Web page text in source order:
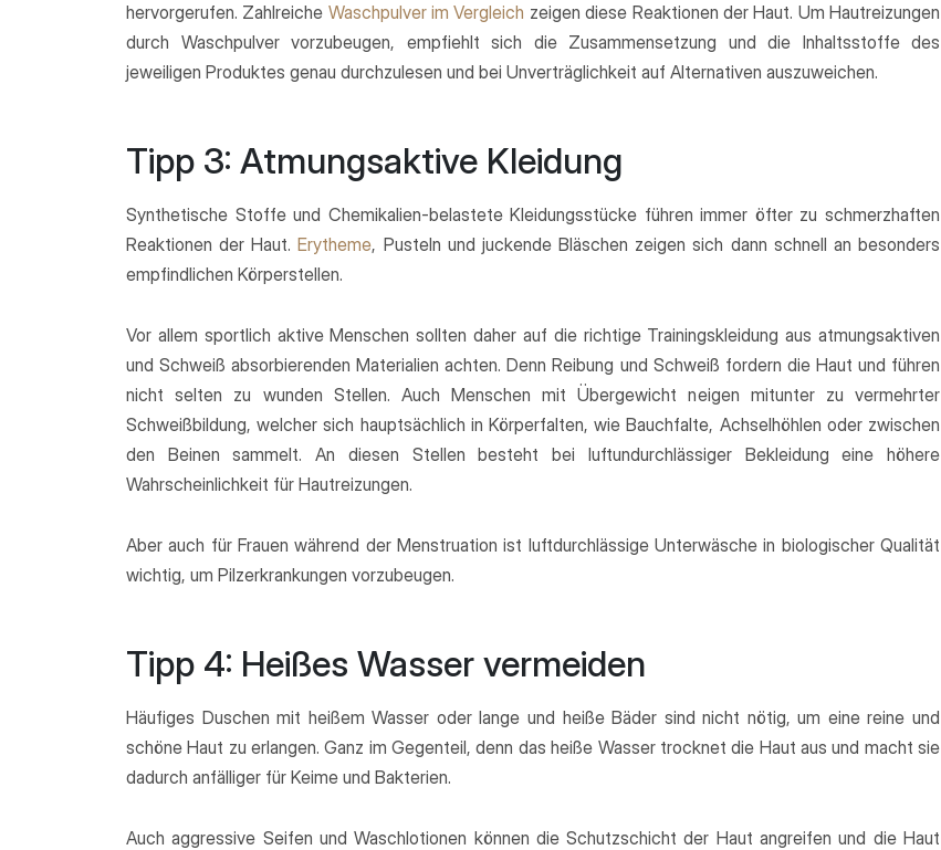
hervorgerufen. Zahlreiche Waschpulver im Vergleich zeigen diese Reaktionen der Haut. Um Hautreizungen
durch Waschpulver vorzubeugen, empfiehlt sich die Zusammensetzung und die Inhaltsstoffe des
jeweiligen Produktes genau durchzulesen und bei Unverträglichkeit auf Alternativen auszuweichen.
Tipp 3: Atmungsaktive Kleidung
Synthetische Stoffe und Chemikalien-belastete Kleidungsstücke führen immer öfter zu schmerzhaften
Reaktionen der Haut.Erytheme, Pusteln und juckende Bläschen zeigen sich dann schnell an besonders
empfindlichen Körperstellen.
Vor allem sportlich aktive Menschen sollten daher auf die richtige Trainingskleidung aus atmungsaktiven
und Schweiß absorbierenden Materialien achten. Denn Reibung und Schweiß fordern die Haut und führen
nicht selten zu wunden Stellen. Auch Menschen mit Übergewicht neigen mitunter zu vermehrter
Schweißbildung, welcher sich hauptsächlich in Körperfalten, wie Bauchfalte, Achselhöhlen oder zwischen
den Beinen sammelt. An diesen Stellen besteht bei luftundurchlässiger Bekleidung eine höhere
Wahrscheinlichkeit für Hautreizungen.
Aber auch für Frauen während der Menstruation ist luftdurchlässige Unterwäsche in biologischer Qualität
wichtig, um Pilzerkrankungen vorzubeugen.
Tipp 4: Heißes Wasser vermeiden
Häufiges Duschen mit heißem Wasser oder lange und heiße Bäder sind nicht nötig, um eine reine und
schöne Haut zu erlangen. Ganz im Gegenteil, denn das heiße Wasser trocknet die Haut aus und macht sie
dadurch anfälliger für Keime und Bakterien.
Auch aggressive Seifen und Waschlotionen können die Schutzschicht der Haut angreifen und die Haut